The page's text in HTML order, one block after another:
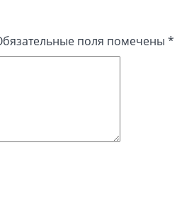
поля помечены *